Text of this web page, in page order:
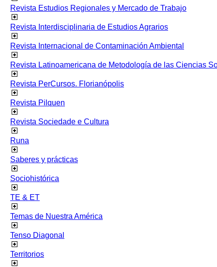
Revista Estudios Regionales y Mercado de Trabajo
Revista Interdisciplinaria de Estudios Agrarios
Revista Internacional de Contaminación Ambiental
Revista Latinoamericana de Metodología de las Ciencias
Revista PerCursos. Florianópolis
Revista Pilquen
Revista Sociedade e Cultura
Runa
Saberes y prácticas
Sociohistórica
TE & ET
Temas de Nuestra América
Tenso Diagonal
Territorios